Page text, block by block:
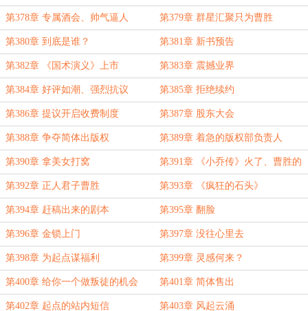
第378章 专属酒会、帅气逼人 第379章 群星汇聚只为曹胜
第380章 到底是谁？ 第381章 新书预告
第382章 《国术演义》上市 第383章 震撼业界
第384章 好评如潮、强烈抗议 第385章 拒绝续约
第386章 提议开启收费制度 第387章 股东大会
第388章 争夺简体出版权 第389章 着急的版权部负责人
第390章 拿美女打窝 第391章 《小乔传》火了、曹胜的
幸福生活
第392章 正人君子曹胜 第393章 《疯狂的石头》
第394章 赶稿出来的剧本 第395章 翻脸
第396章 金锁上门 第397章 没往心里去
第398章 为起点谋福利 第399章 灵感何来？
第400章 给你一个做叛徒的机会 第401章 简体售出
第402章 起点的站内短信 第403章 风起云涌